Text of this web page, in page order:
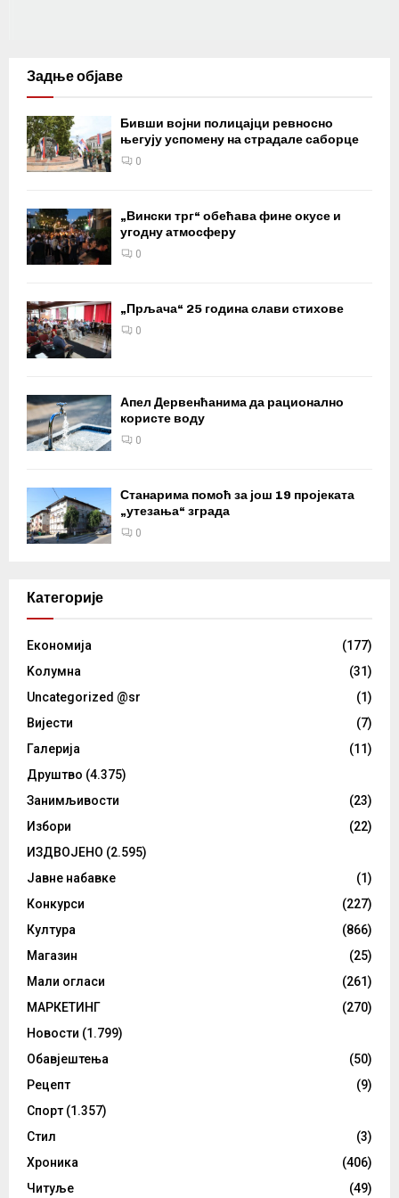
Задње објаве
Бивши војни полицајци ревносно
његују успомену на страдале саборце
0
„Вински трг“ обећава фине окусе и
угодну атмосферу
0
„Прљача“ 25 година слави стихове
0
Апел Дервенћанима да рационално
користе воду
0
Станарима помоћ за још 19 пројеката
„утезања“ зграда
0
Категорије
Eкономија
(177)
Kолумнa
(31)
Uncategorized @sr
(1)
Вијести
(7)
Галерија
(11)
Друштво (4.375)
Занимљивости
(23)
Избори
(22)
ИЗДВОЈЕНО (2.595)
Јавне набавке
(1)
Конкурси
(227)
Култура
(866)
Магазин
(25)
Мали огласи
(261)
МАРКЕТИНГ
(270)
Новости (1.799)
Обавјештења
(50)
Рецепт
(9)
Спорт (1.357)
Стил
(3)
Хроника
(406)
Читуље
(49)